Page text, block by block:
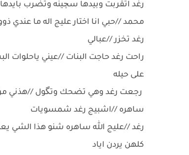
رغد اتقربت وبيدها سچينه وتضرب
محمد //حبي انا اختار عليج اله ما عندي
رغد تخزر //عبالي
راحت رغد حاجت البنات //عيني ياحلوات
على حيله
رجعت رغد وهي تضحك وتگول //هذني
ساهره //اشبيج رغد شمسويات
رغد //عليج الله ساهره شنو هذا الشي
كلهن يردن اياد